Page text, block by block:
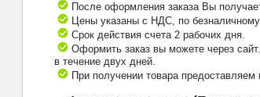
После оформления заказа Вы
Цены указаны с НДС, по безналичному
Срок действия счета 2 рабочих дня.
Оформить заказ вы можете через
в течение двух дней.
При получении товара предоставляем